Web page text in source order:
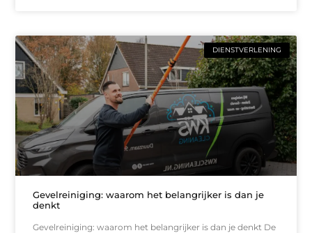
DIENSTVERLENING
Gevelreiniging: waarom het belangrijker is dan je
denkt
Gevelreiniging: waarom het belangrijker is dan je denkt De